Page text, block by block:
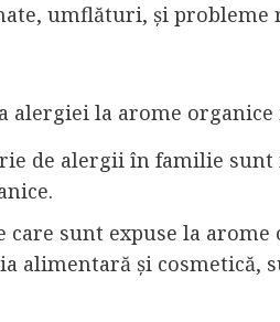
umflături, și probleme
alergiei la arome organice
de alergii în familie
care sunt expuse la
și cosmetică,